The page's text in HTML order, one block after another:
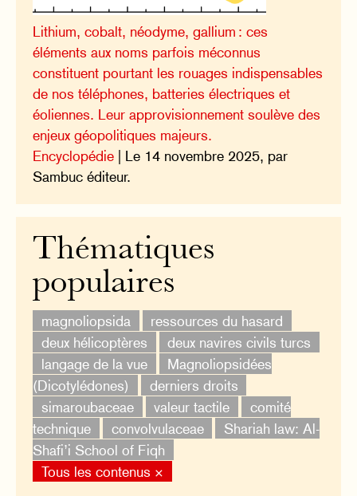
Lithium, cobalt, néodyme, gallium : ces
éléments aux noms parfois méconnus
constituent pourtant les rouages indispensables
de nos téléphones, batteries électriques et
éoliennes. Leur approvisionnement soulève des
enjeux géopolitiques majeurs.
Encyclopédie | Le 14 novembre 2025, par
Sambuc éditeur.
Thématiques
populaires
magnoliopsida
ressources du hasard
deux hélicoptères
deux navires civils turcs
langage de la vue
Magnoliopsidées
(Dicotylédones)
derniers droits
simaroubaceae
valeur tactile
comité
technique
convolvulaceae
Shariah law: Al-
Shafi’i School of Fiqh
Tous les contenus ×